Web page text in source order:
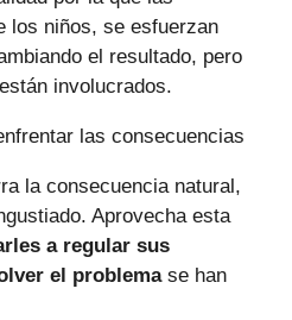
los niños, se esfuerzan
el resultado, pero
involucrados.
las consecuencias
la consecuencia natural,
Aprovecha esta
a regular sus
el problemase han